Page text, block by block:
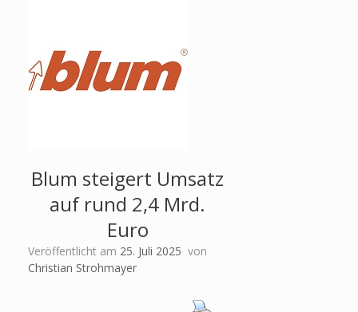
Blum steigert Umsatz
auf rund 2,4 Mrd.
Euro
Veröffentlicht am 25. Juli 2025 von
Christian Strohmayer